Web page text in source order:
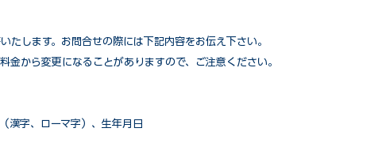
たします。お問合せの際には下記内容をお伝え下さい。
金から変更になることがありますので、ご注意ください。
漢字、ローマ字）、生年月日